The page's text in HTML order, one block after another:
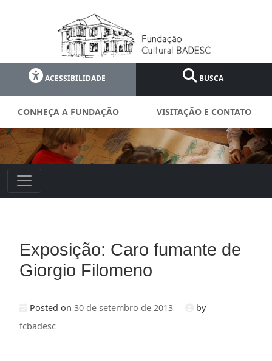
ACESSIBILIDADE BUSCA
CONHEÇA A FUNDAÇÃO VISITAÇÃO E CONTATO
Exposição: Caro fumante de
Giorgio Filomeno
Posted on 30 de setembro de 2013
by
fcbadesc